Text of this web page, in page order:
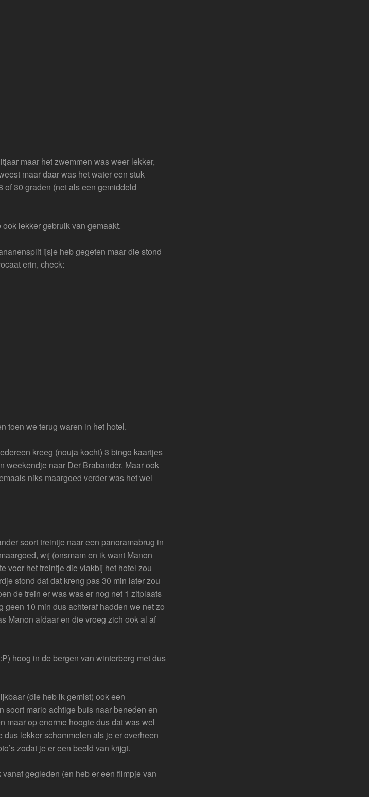
maar het zwemmen was weer lekker,
maar daar was het water een stuk
of 30 graden (net als een gemiddeld
lekker gebruik van gemaakt.
ijsje heb gegeten maar die stond
erin, check:
toen we terug waren in het hotel.
kreeg (nouja kocht) 3 bingo kaartjes
weekendje naar Der Brabander. Maar ook
niks maargoed verder was het wel
soort treintje naar een panoramabrug in
wij (onsmam en ik want Manon
voor het treintje die vlakbij het hotel zou
stond dat dat kreng pas 30 min later zou
de trein er was was er nog net 1 zitplaats
10 min dus achteraf hadden we net zo
Manon aldaar en die vroeg zich ook al af
hoog in de bergen van winterberg met dus
(die heb ik gemist) ook een
mario achtige buis naar beneden en
maar op enorme hoogte dus dat was wel
dus lekker schommelen als je er overheen
zodat je er een beeld van krijgt.
gegleden (en heb er een filmpje van